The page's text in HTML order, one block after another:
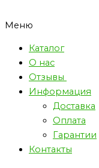
Меню
Каталог
О нас
Отзывы
Информация
Доставка
Оплата
Гарантии
Контакты